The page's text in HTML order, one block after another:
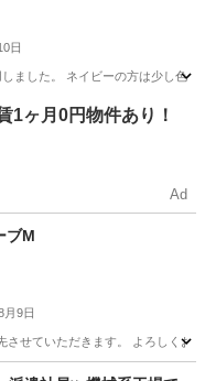
日
ました。 ネイビーの方は少し色
1ヶ月0円物件あり！
Ad
ブM
月9日
せていただきます。 よろしくお